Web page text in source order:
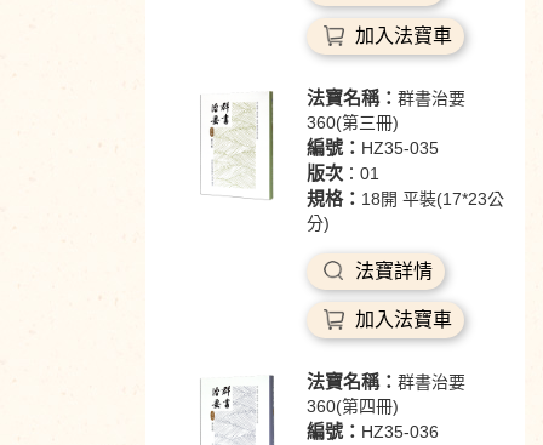
加入法寶車
法寶名稱： 群書治要
360(第三冊)
編號： HZ35-035
版次：01
規格： 18開 平裝(17*23公
分)
法寶詳情
加入法寶車
法寶名稱： 群書治要
360(第四冊)
編號： HZ35-036